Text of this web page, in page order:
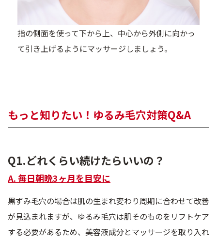
指の側面を使って下から上、中心から外側に向かっ
て引き上げるようにマッサージしましょう。
もっと知りたい！ゆるみ毛穴対策Q&A
Q1.どれくらい続けたらいいの？
A. 毎日朝晩3ヶ月を目安に
黒ずみ毛穴の場合は肌の生まれ変わり周期に合わせて改善
が見込まれますが、ゆるみ毛穴は肌そのものをリフトケア
する必要があるため、美容液成分とマッサージを取り入れ